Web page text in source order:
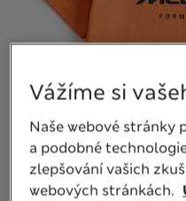
Vážíme si
Naše webové stránky
a podobné
zlepšování vašich
webových stránkách.